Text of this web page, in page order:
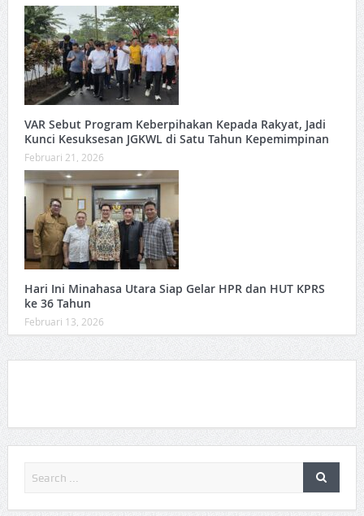
VAR Sebut Program Keberpihakan Kepada Rakyat, Jadi
Kunci Kesuksesan JGKWL di Satu Tahun Kepemimpinan
Februari 21, 2026
Hari Ini Minahasa Utara Siap Gelar HPR dan HUT KPRS
ke 36 Tahun ‎
Februari 13, 2026